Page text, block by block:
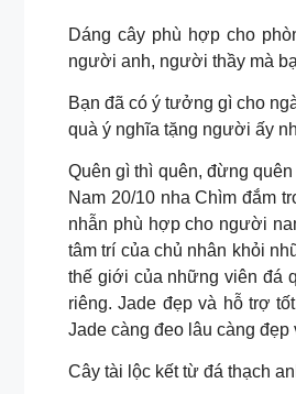
Dáng cây phù hợp cho
người anh, người thầy mà
Bạn đã có ý tưởng gì cho
quà ý nghĩa tặng người ấy
Quên gì thì quên, đừng
Nam 20/10 nha Chìm đắm
nhẫn phù hợp cho người
tâm trí của chủ nhân khỏi
thế giới của những viên đá
riêng. Jade đẹp và hỗ trợ
Jade càng đeo lâu càng đẹp
Cây tài lộc kết từ đá thạch